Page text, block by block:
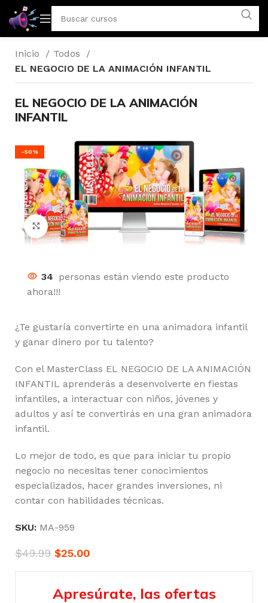
Inicio
Todos
EL NEGOCIO DE LA ANIMACIÓN INFANTIL
EL NEGOCIO DE LA ANIMACIÓN
INFANTIL
-50%
Click to enlarge
34 personas están viendo este producto
ahora!!!
¿Te gustaría convertirte en una animadora infantil
y ganar dinero por tu talento?
Con el MasterClass EL NEGOCIO DE LA ANIMACIÓN
INFANTIL aprenderás a desenvolverte en fiestas
infantiles, a interactuar con niños, jóvenes y
adultos y así te convertirás en una gran animadora
infantil.
Lo mejor de todo, es que para iniciar tu propio
negocio no necesitas tener conocimientos
especializados, hacer grandes inversiones, ni
contar con habilidades técnicas.
SKU: MA-959
$49.99 $25.00
Apresúrate, las ofertas